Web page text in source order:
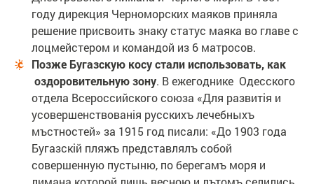
году дирекция Черноморских маяков приняла
решение присвоить знаку статус маяка во главе с
лоцмейстером и командой из 6 матросов.
Позже Бугазскую косу стали использовать, как
оздоровительную зону. В ежегоднике Одесского
отдела Всероссийского союза «Для развитія и
усовершенствованія русскихъ лечебныхъ
мъстностей» за 1915 год писали: «До 1903 года
Бугазскій пляжъ представлялъ собой
совершенную пустыню, по берегамъ моря и